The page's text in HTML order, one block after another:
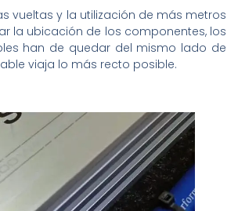
vueltas y la utilización de más metros
la ubicación de los componentes, los
han de quedar del mismo lado de
viaja lo más recto posible.